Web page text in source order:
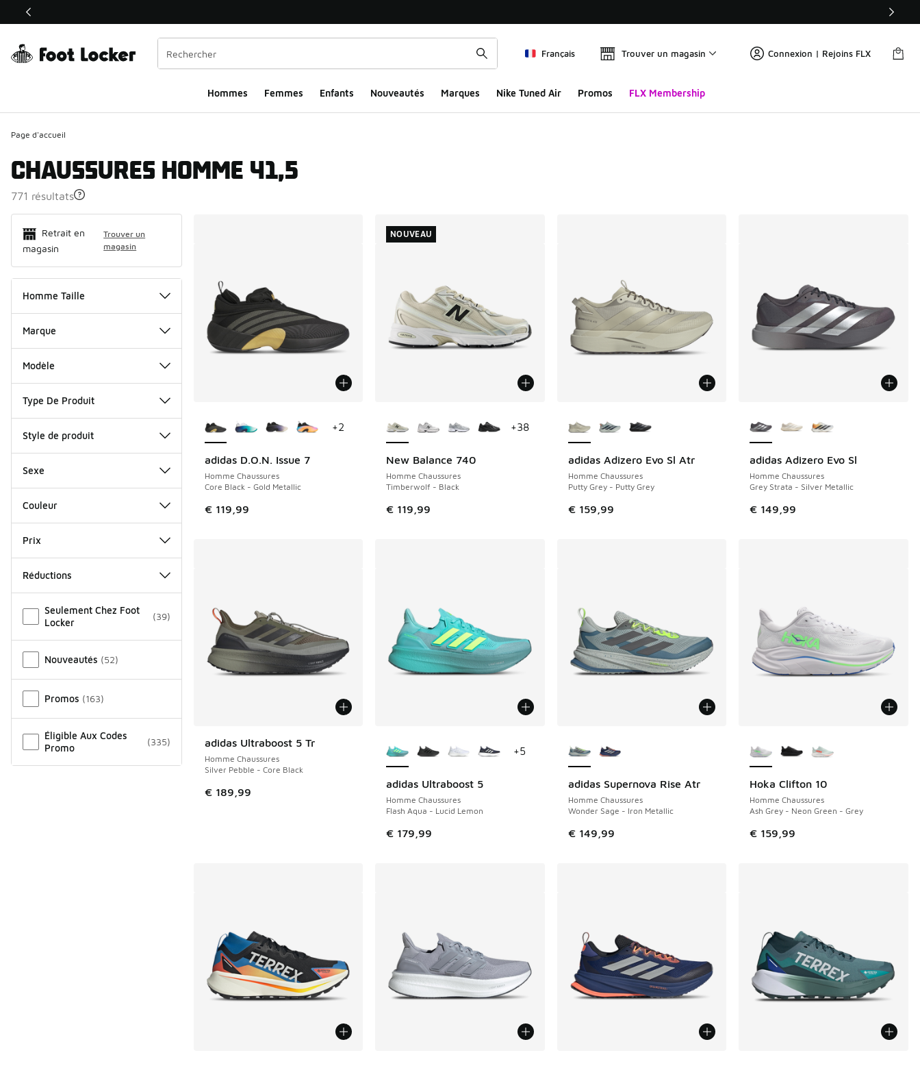
Ce lien ouvrira une nouvelle fenêtre
Français Trouver un magasin Connexion | Rejoins FLX
Hommes​ Femmes Enfants Nouveautés Marques Nike Tuned Air Promos FLX Membership
Page d'accueil
CHAUSSURES HOMME 41,5
771 résultats
Retrait en
magasin
Trouver un
magasin
Homme Taille
Marque
Modèle
Type De Produit
Style de produit
Sexe
Couleur
Prix
Réductions
Seulement Chez Foot
Locker
(39)
Nouveautés (52)
Promos (163)
Éligible Aux Codes
Promo
(335)
adidas D.O.N. Issue 7
Homme Chaussures
Core Black - Gold Metallic
€ 119,99
+2
New Balance 740
Homme Chaussures
Timberwolf - Black
€ 119,99
NOUVEAU
+38
NOUVEAU
adidas Adizero Evo Sl Atr
Homme Chaussures
Putty Grey - Putty Grey
€ 159,99
adidas Adizero Evo Sl
Homme Chaussures
Grey Strata - Silver Metallic
€ 149,99
adidas Ultraboost 5 Tr
Homme Chaussures
Silver Pebble - Core Black
€ 189,99
adidas Ultraboost 5
Homme Chaussures
Flash Aqua - Lucid Lemon
€ 179,99
+5
adidas Supernova Rise Atr
Homme Chaussures
Wonder Sage - Iron Metallic
€ 149,99
Hoka Clifton 10
Homme Chaussures
Ash Grey - Neon Green - Grey
€ 159,99